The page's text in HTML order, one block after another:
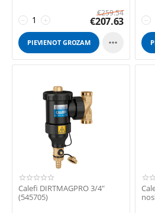
+
−
€259.54
€207.63
PIEVIENOT GROZAM 
−
Calefi DIRTMAGPRO 3/4"
(545705)